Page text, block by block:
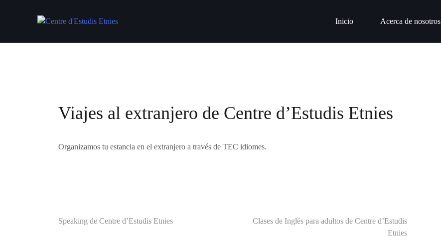
Inicio Acerca de nosotros
Viajes al extranjero de Centre d’Estudis Etnies
Organizamos tu estancia en el extranjero a través de TEC idiomes.
Navegación
Speaking de Centre d’Estudis Etnies
Clases de Inglés para adultos de Centre d’Estudis
Etnies